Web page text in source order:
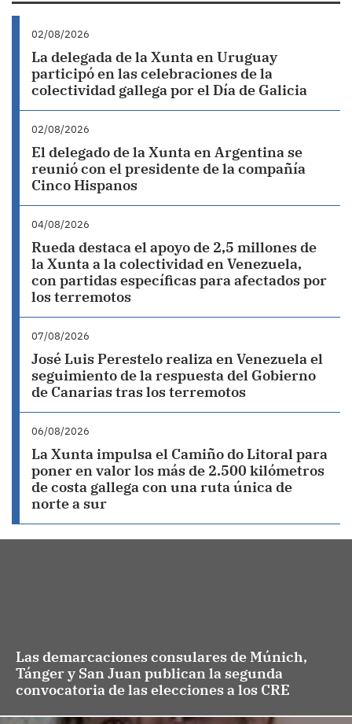
02/08/2026
La delegada de la Xunta en Uruguay
participó en las celebraciones de la
colectividad gallega por el Día de Galicia
02/08/2026
El delegado de la Xunta en Argentina se
reunió con el presidente de la compañía
Cinco Hispanos
04/08/2026
Rueda destaca el apoyo de 2,5 millones de
la Xunta a la colectividad en Venezuela,
con partidas específicas para afectados por
los terremotos
07/08/2026
José Luis Perestelo realiza en Venezuela el
seguimiento de la respuesta del Gobierno
de Canarias tras los terremotos
06/08/2026
La Xunta impulsa el Camiño do Litoral para
poner en valor los más de 2.500 kilómetros
de costa gallega con una ruta única de
norte a sur
Las demarcaciones consulares de Múnich,
Tánger y San Juan publican la segunda
convocatoria de las elecciones a los CRE